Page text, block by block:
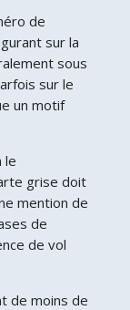
de
sur la
sous
sur le
un motif
le
grise doit
mention de
de
de vol
de moins de